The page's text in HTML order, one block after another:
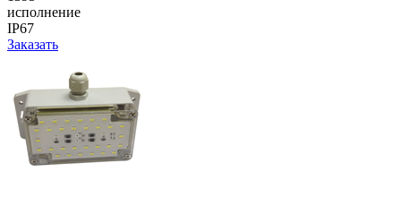
исполнение
IP67
Заказать